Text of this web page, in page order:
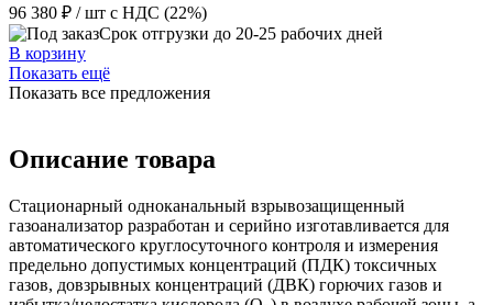
96 380 ₽ / шт с НДС (22%)
Срок отгрузки до 20-25 рабочих дней
В корзину
Показать ещё
Показать все предложения
Описание товара
Стационарный одноканальный взрывозащищенный
газоанализатор разработан и серийно изготавливается для
автоматического круглосуточного контроля и измерения
предельно допустимых концентраций (ПДК) токсичных
газов, довзрывных концентраций (ДВК) горючих газов и